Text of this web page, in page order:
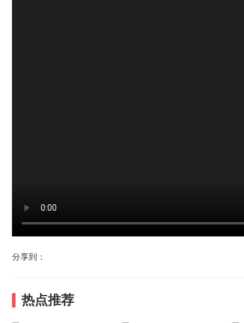
分享到：
热点推荐